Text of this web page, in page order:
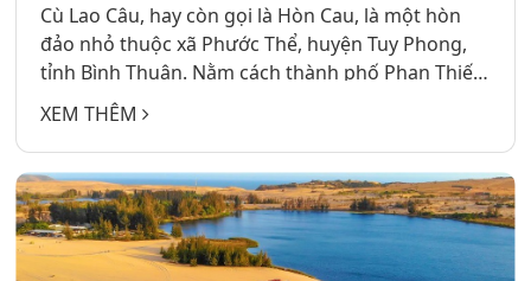
Cù Lao Câu, hay còn gọi là Hòn Cau, là một hòn
đảo nhỏ thuộc xã Phước Thể, huyện Tuy Phong,
tỉnh Bình Thuận. Nằm cách thành phố Phan Thiết
khoảng 110 km về phía Đông Bắc, hòn đảo này
nổi tiếng với vẻ đẹp hoang sơ, nước biển trong
xanh và hệ sinh thái biển phong phú. Với chiều dài
khoảng 1,5 km và nơi rộng nhất gần 700 m, Cù
Lao Câu là điểm đến lý tưởng cho những ai muốn
khám phá và trải nghiệm thiên nhiên nguyên sơ.
XEM THÊM